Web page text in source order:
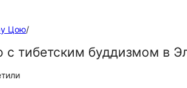
Цою/
с тибетским буддизмом в